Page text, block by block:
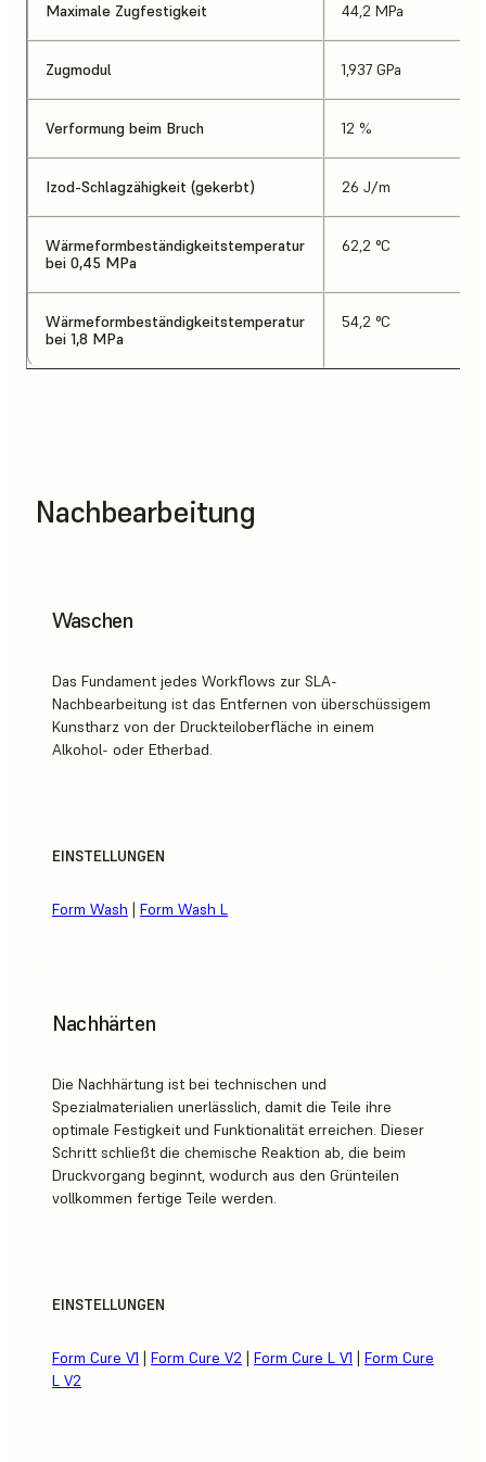
Maximale Zugfestigkeit 44,2 MPa
Zugmodul 1,937 GPa
Verformung beim Bruch 12 %
Izod-Schlagzähigkeit (gekerbt) 26 J/m
Wärmeformbeständigkeitstemperatur
bei 0,45 MPa
62,2 °C
Wärmeformbeständigkeitstemperatur
bei 1,8 MPa
54,2 °C
Nachbearbeitung
Waschen
Das Fundament jedes Workflows zur SLA-
Nachbearbeitung ist das Entfernen von überschüssigem
Kunstharz von der Druckteiloberfläche in einem
Alkohol- oder Etherbad.
EINSTELLUNGEN
Form Wash | Form Wash L
Nachhärten
Die Nachhärtung ist bei technischen und
Spezialmaterialien unerlässlich, damit die Teile ihre
optimale Festigkeit und Funktionalität erreichen. Dieser
Schritt schließt die chemische Reaktion ab, die beim
Druckvorgang beginnt, wodurch aus den Grünteilen
vollkommen fertige Teile werden.
EINSTELLUNGEN
Form Cure V1 | Form Cure V2 | Form Cure L V1 | Form Cure
L V2